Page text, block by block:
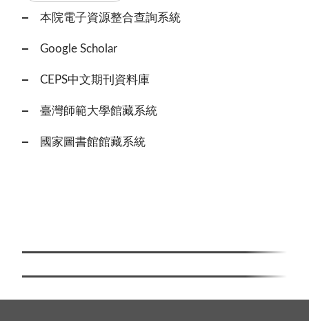
本院電子資源整合查詢系統
Google Scholar
CEPS中文期刊資料庫
臺灣師範大學館藏系統
國家圖書館館藏系統